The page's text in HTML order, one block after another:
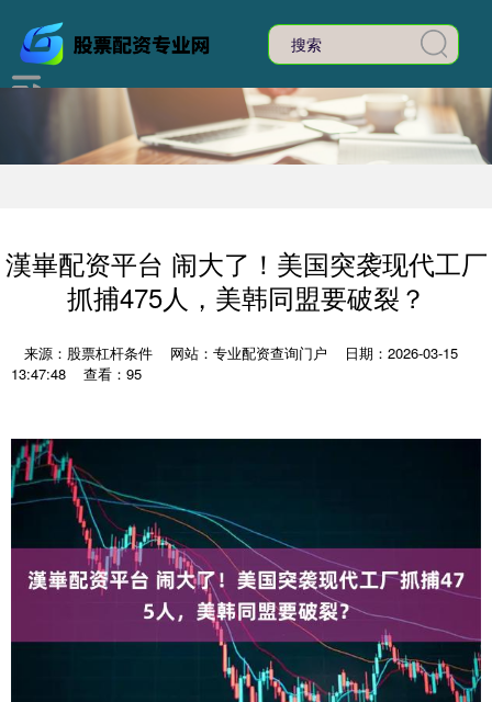
漢崋配资平台 闹大了！美国突袭现代工厂
抓捕475人，美韩同盟要破裂？
来源：股票杠杆条件 网站：专业配资查询门户
日期：2026-03-15
13:47:48
查看：95